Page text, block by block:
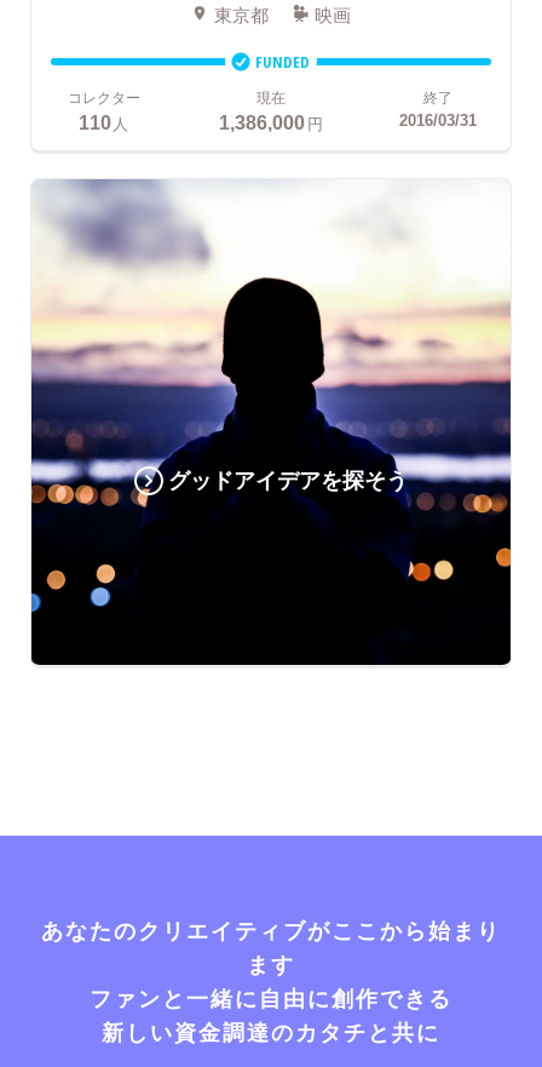
東京都 映画
FUNDED
コレクター
110人
現在
1,386,000円
終了
2016/03/31
グッドアイデアを探そう
あなたのクリエイティブがここから始まり
ます
ファンと一緒に自由に創作できる
新しい資金調達のカタチと共に